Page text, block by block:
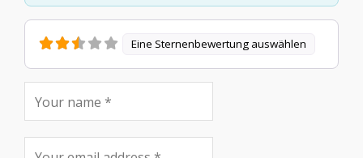
Eine Sternenbewertung auswählen